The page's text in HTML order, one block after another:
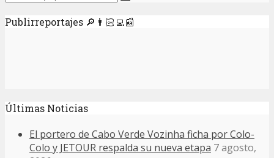
Publirreportajes 🔎👨🏻‍💻📰
Últimas Noticias
El portero de Cabo Verde Vozinha ficha por Colo-
Colo y JETOUR respalda su nueva etapa 7 agosto,